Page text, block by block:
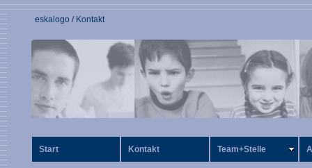
eskalogo / Kontakt
Start Kontakt Team+Stelle